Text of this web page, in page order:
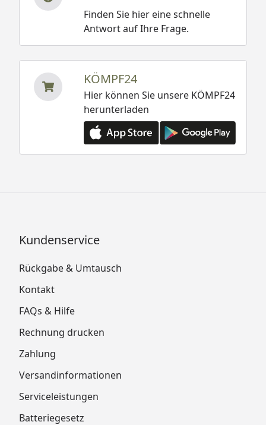
Finden Sie hier eine schnelle
Antwort auf Ihre Frage.
KÖMPF24
Hier können Sie unsere KÖMPF24
herunterladen
Kundenservice
Rückgabe & Umtausch
Kontakt
FAQs & Hilfe
Rechnung drucken
Zahlung
Versandinformationen
Serviceleistungen
Batteriegesetz